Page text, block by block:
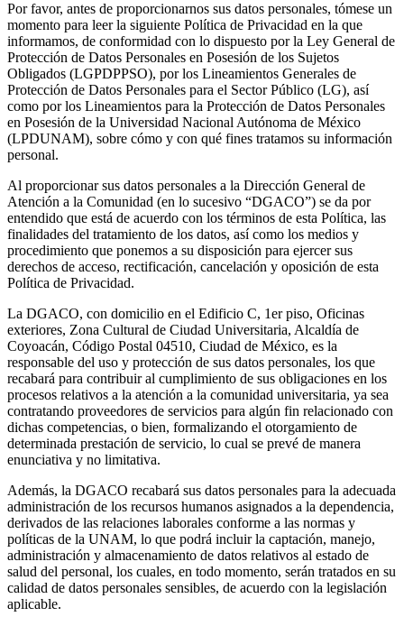
Por favor, antes de proporcionarnos sus datos personales, tómese un
momento para leer la siguiente Política de Privacidad en la que
informamos, de conformidad con lo dispuesto por la Ley General de
Protección de Datos Personales en Posesión de los Sujetos
Obligados (LGPDPPSO), por los Lineamientos Generales de
Protección de Datos Personales para el Sector Público (LG), así
como por los Lineamientos para la Protección de Datos Personales
en Posesión de la Universidad Nacional Autónoma de México
(LPDUNAM), sobre cómo y con qué fines tratamos su información
personal.
Al proporcionar sus datos personales a la Dirección General de
Atención a la Comunidad (en lo sucesivo “DGACO”) se da por
entendido que está de acuerdo con los términos de esta Política, las
finalidades del tratamiento de los datos, así como los medios y
procedimiento que ponemos a su disposición para ejercer sus
derechos de acceso, rectificación, cancelación y oposición de esta
Política de Privacidad.
La DGACO, con domicilio en el Edificio C, 1er piso, Oficinas
exteriores, Zona Cultural de Ciudad Universitaria, Alcaldía de
Coyoacán, Código Postal 04510, Ciudad de México, es la
responsable del uso y protección de sus datos personales, los que
recabará para contribuir al cumplimiento de sus obligaciones en los
procesos relativos a la atención a la comunidad universitaria, ya sea
contratando proveedores de servicios para algún fin relacionado con
dichas competencias, o bien, formalizando el otorgamiento de
determinada prestación de servicio, lo cual se prevé de manera
enunciativa y no limitativa.
Además, la DGACO recabará sus datos personales para la adecuada
administración de los recursos humanos asignados a la dependencia,
derivados de las relaciones laborales conforme a las normas y
políticas de la UNAM, lo que podrá incluir la captación, manejo,
administración y almacenamiento de datos relativos al estado de
salud del personal, los cuales, en todo momento, serán tratados en su
calidad de datos personales sensibles, de acuerdo con la legislación
aplicable.